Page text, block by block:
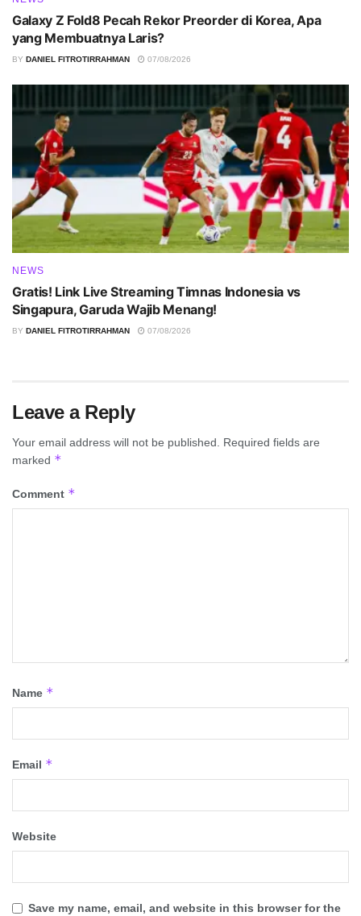
Galaxy Z Fold8 Pecah Rekor Preorder di Korea, Apa
yang Membuatnya Laris?
BY DANIEL FITROTIRRAHMAN 07/08/2026
NEWS
Gratis! Link Live Streaming Timnas Indonesia vs
Singapura, Garuda Wajib Menang!
BY DANIEL FITROTIRRAHMAN 07/08/2026
Leave a Reply
Your email address will not be published.
Required fields are
marked *
Comment *
Name *
Email *
Website
Save my name, email, and website in this browser for the